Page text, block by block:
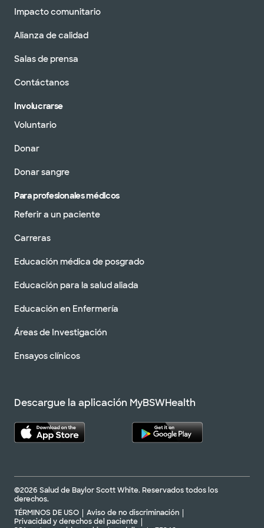
Impacto comunitario
Alianza de calidad
Salas de prensa
Contáctanos
Involucrarse
Voluntario
Donar
Donar sangre
Para profesionales médicos
Referir a un paciente
Carreras
Educación médica de posgrado
Educación para la salud aliada
Educación en Enfermería
Áreas de Investigación
Ensayos clínicos
Descargue la aplicación MyBSWHealth
©2026 Salud de Baylor Scott White. Reservados todos los
derechos.
TÉRMINOS DE USO
Aviso de no discriminación
Privacidad y derechos del paciente